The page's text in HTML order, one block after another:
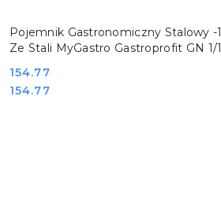
Pojemnik Gastronomiczny Stalowy
Ze Stali MyGastro Gastroprofit GN 1/
Cena:
154.77
Cena:
154.77